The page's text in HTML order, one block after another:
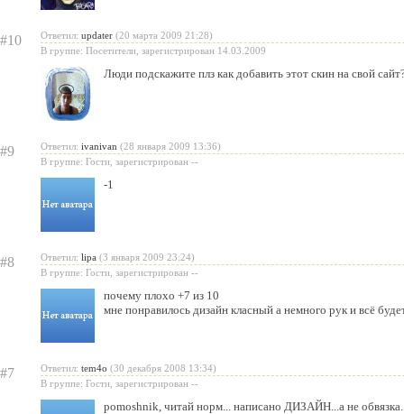
#10 Ответил: updater (20 марта 2009 21:28)
В группе: Посетители, зарегистрирован 14.03.2009
Люди подскажите плз как добавить этот скин на свой
#9 Ответил: ivanivan (28 января 2009 13:36)
В группе: Гости, зарегистрирован --
-1
#8 Ответил: lipa (3 января 2009 23:24)
В группе: Гости, зарегистрирован --
почему плохо +7 из 10
мне понравилось дизайн класный а немного рук и всё
#7 Ответил: tem4o (30 декабря 2008 13:34)
В группе: Гости, зарегистрирован --
pomoshnik, читай норм... написано ДИЗАЙН...а не